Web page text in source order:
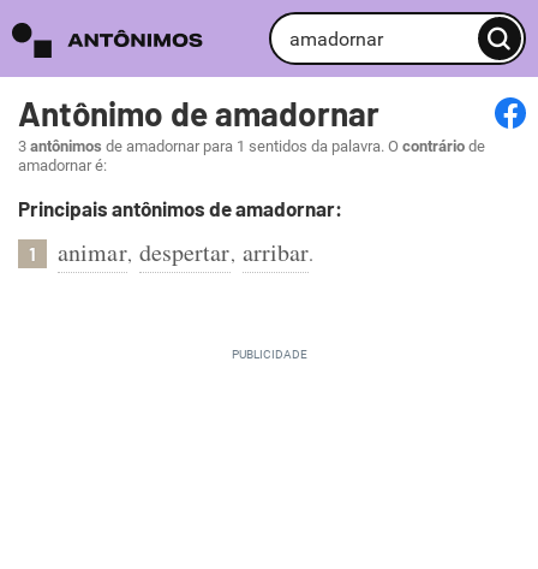
Antônimo de amadornar
3 antônimos de amadornar para 1 sentidos da palavra. O contrário de
amadornar é:
Principais antônimos de amadornar:
1 animar, despertar, arribar.